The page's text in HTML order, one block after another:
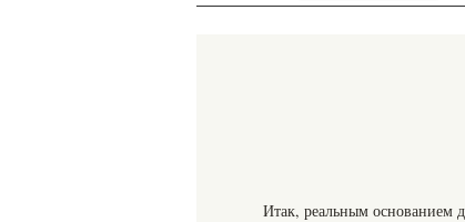
Итак, реальным основанием